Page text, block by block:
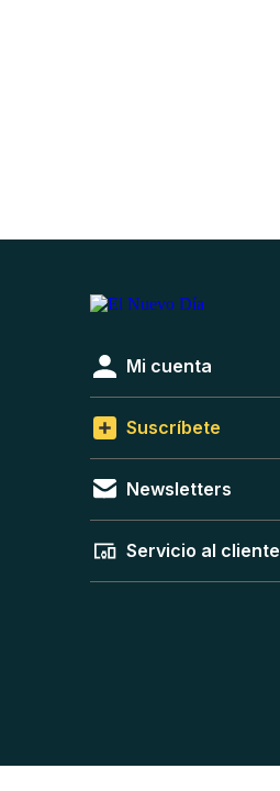
Mi cuenta
Suscríbete
Newsletters
Servicio al cliente